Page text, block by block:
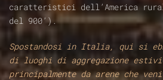
caratteristici dell’America
del 900’).
Spostandosi in Italia, qui si
di luoghi di aggregazione
principalmente da arene che